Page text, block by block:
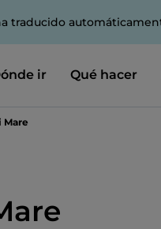
traducido
ir Qué hacer
Mare